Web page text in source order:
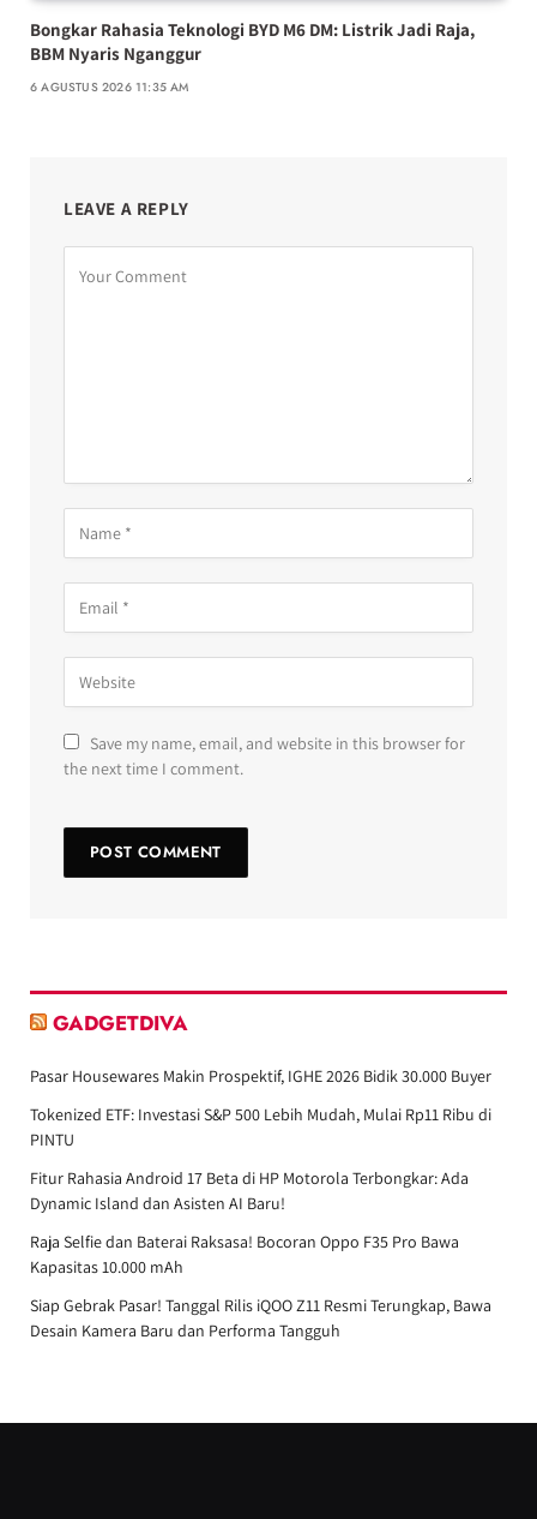
Bongkar Rahasia Teknologi BYD M6 DM: Listrik Jadi Raja,
BBM Nyaris Nganggur
6 AGUSTUS 2026 11:35 AM
LEAVE A REPLY
Save my name, email, and website in this browser for
the next time I comment.
GADGETDIVA
Pasar Housewares Makin Prospektif, IGHE 2026 Bidik 30.000 Buyer
Tokenized ETF: Investasi S&P 500 Lebih Mudah, Mulai Rp11 Ribu di
PINTU
Fitur Rahasia Android 17 Beta di HP Motorola Terbongkar: Ada
Dynamic Island dan Asisten AI Baru!
Raja Selfie dan Baterai Raksasa! Bocoran Oppo F35 Pro Bawa
Kapasitas 10.000 mAh
Siap Gebrak Pasar! Tanggal Rilis iQOO Z11 Resmi Terungkap, Bawa
Desain Kamera Baru dan Performa Tangguh